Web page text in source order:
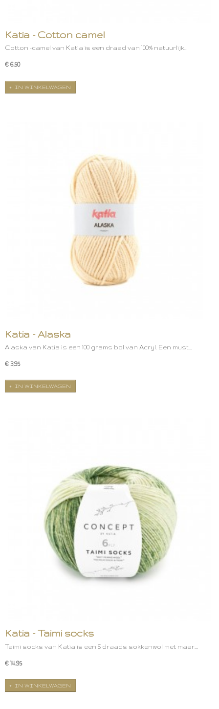
Katia - Cotton camel
Cotton -camel van Katia is een draad van 100% natuurlijk…
€ 6,50
IN WINKELWAGEN
Katia - Alaska
Alaska van Katia is een 100 grams bol van Acryl. Een must…
€ 3,95
IN WINKELWAGEN
Katia - Taimi socks
Taimi socks van Katia is een 6 draads sokkenwol met maar…
€ 14,95
IN WINKELWAGEN